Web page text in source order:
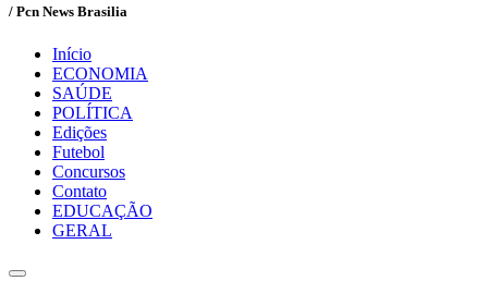
/ Pcn News Brasilia
Início
ECONOMIA
SAÚDE
POLÍTICA
Edições
Futebol
Concursos
Contato
EDUCAÇÃO
GERAL